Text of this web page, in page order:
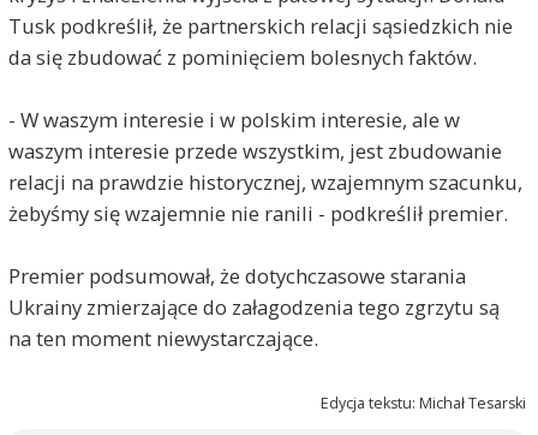
Tusk podkreślił, że partnerskich relacji sąsiedzkich nie
da się zbudować z pominięciem bolesnych faktów.
- W waszym interesie i w polskim interesie, ale w
waszym interesie przede wszystkim, jest zbudowanie
relacji na prawdzie historycznej, wzajemnym szacunku,
żebyśmy się wzajemnie nie ranili - podkreślił premier.
Premier podsumował, że dotychczasowe starania
Ukrainy zmierzające do załagodzenia tego zgrzytu są
na ten moment niewystarczające.
Edycja tekstu: Michał Tesarski